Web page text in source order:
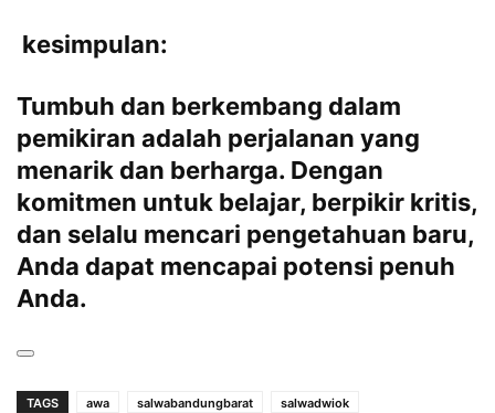
kesimpulan:
Tumbuh dan berkembang dalam
pemikiran adalah perjalanan yang
menarik dan berharga. Dengan
komitmen untuk belajar, berpikir kritis,
dan selalu mencari pengetahuan baru,
Anda dapat mencapai potensi penuh
Anda.
TAGS awa salwabandungbarat
salwadwiok